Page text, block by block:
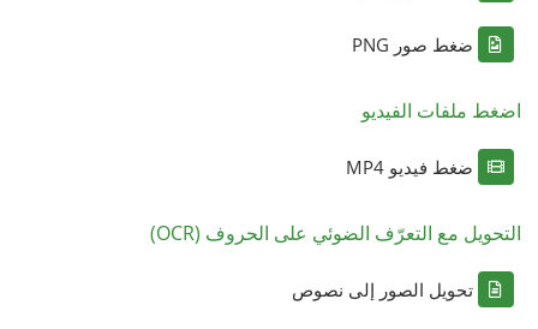
ضغط صور PNG
اضغط ملفات الفيديو
ضغط فيديو MP4
التحويل مع التعرّف الضوئي على الحروف (OCR)
تحويل الصور إلى نصوص